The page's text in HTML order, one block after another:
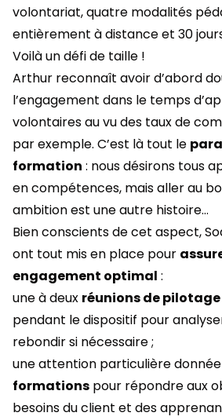
volontariat, quatre modalités
entièrement à distance et 30
Voilà un défi de taille !
Arthur reconnaît avoir d’abord
l’engagement dans le temps
volontaires au vu des taux de
par exemple. C’est là tout le
formation : nous désirons tous
en compétences, mais aller au
ambition est une autre histoire…
Bien conscients de cet aspect,
ont tout mis en place pour
engagement optimal :
une à deux réunions de pilotage
pendant le dispositif pour
rebondir si nécessaire ;
une attention particulière
formations pour répondre aux
besoins du client et des